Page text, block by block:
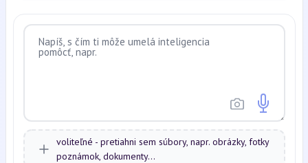
voliteľné - pretiahni sem súbory, napr. obrázky, fotky
poznámok, dokumenty...